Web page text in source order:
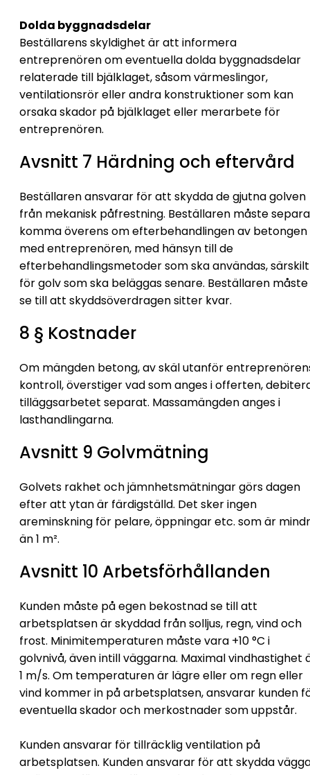
Dolda byggnadsdelar
Beställarens skyldighet är att informera
entreprenören om eventuella dolda byggnadsdelar
relaterade till bjälklaget, såsom värmeslingor,
ventilationsrör eller andra konstruktioner som kan
orsaka skador på bjälklaget eller merarbete för
entreprenören.
Avsnitt 7 Härdning och eftervård
Beställaren ansvarar för att skydda de gjutna golven
från mekanisk påfrestning. Beställaren måste
komma överens om efterbehandlingen av betongen
med entreprenören, med hänsyn till de
efterbehandlingsmetoder som ska användas, särskilt
för golv som ska beläggas senare. Beställaren måste
se till att skyddsöverdragen sitter kvar.
8 § Kostnader
Om mängden betong, av skäl utanför
kontroll, överstiger vad som anges i offerten,
tilläggsarbetet separat. Massamängden anges i
lasthandlingarna.
Avsnitt 9 Golvmätning
Golvets rakhet och jämnhetsmätningar görs dagen
efter att ytan är färdigställd. Det sker ingen
areminskning för pelare, öppningar etc. som är
än 1 m².
Avsnitt 10 Arbetsförhållanden
Kunden måste på egen bekostnad se till att
arbetsplatsen är skyddad från solljus, regn, vind och
frost. Minimitemperaturen måste vara +10 °C i
golvnivå, även intill väggarna. Maximal vindhastighet
1 m/s. Om temperaturen är lägre eller om regn eller
vind kommer in på arbetsplatsen, ansvarar kunden
eventuella skador och merkostnader som uppstår.
Kunden ansvarar för tillräcklig ventilation på
arbetsplatsen. Kunden ansvarar för att skydda